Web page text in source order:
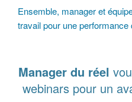
Ensemble, manager et
travail pour une
Manager du réel
webinars pour un